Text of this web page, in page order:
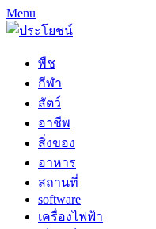
Menu
พืช
กีฬา
สัตว์
อาชีพ
สิ่งของ
อาหาร
สถานที่
software
เครื่องไฟฟ้า